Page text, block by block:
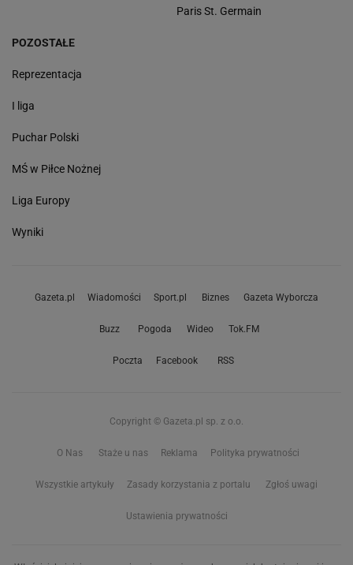
Paris St. Germain
POZOSTAŁE
Reprezentacja
I liga
Puchar Polski
MŚ w Piłce Nożnej
Liga Europy
Wyniki
Gazeta.pl Wiadomości Sport.pl Biznes Gazeta Wyborcza
Buzz Pogoda Wideo Tok.FM
Poczta Facebook RSS
Copyright © Gazeta.pl sp. z o.o.
O Nas Staże u nas Reklama Polityka prywatności
Wszystkie artykuły Zasady korzystania z portalu Zgłoś uwagi
Ustawienia prywatności